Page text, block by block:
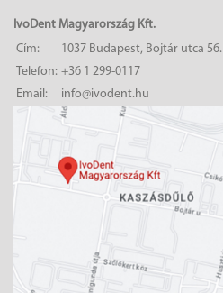
IvoDent Magyarország Kft.
Cím:
1037 Budapest, Bojtár utca 56.
Telefon: +36 1 299-0117
Email:
info@ivodent.hu